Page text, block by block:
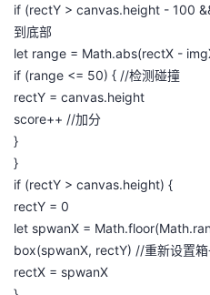
if (rectY > canvas.height - 100
到底部
let range = Math.abs(rectX -
if (range <= 50) { //检测碰撞
rectY = canvas.height
score++ //加分
}
}
if (rectY > canvas.height) {
rectY = 0
let spwanX =
box(spwanX, rectY) //重新设置箱
rectX = spwanX